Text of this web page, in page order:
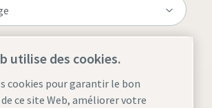
Visit the site
utilise des cookies.
cookies pour garantir le bon
ce site Web, améliorer votre